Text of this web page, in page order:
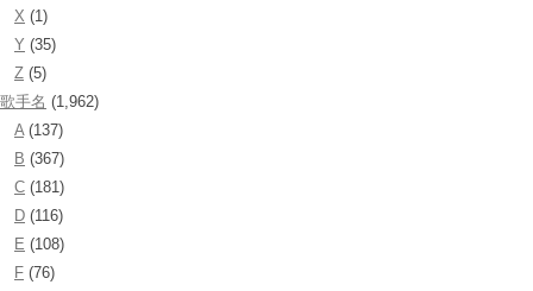
X (1)
Y (35)
Z (5)
歌手名 (1,962)
A(137)
B (367)
C (181)
D (116)
E (108)
F (76)